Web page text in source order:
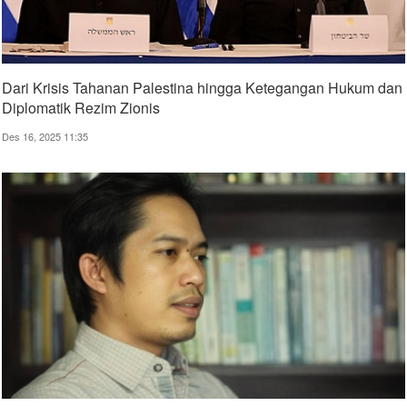
Dari Krisis Tahanan Palestina hingga Ketegangan Hukum dan
Diplomatik Rezim Zionis
Des 16, 2025 11:35